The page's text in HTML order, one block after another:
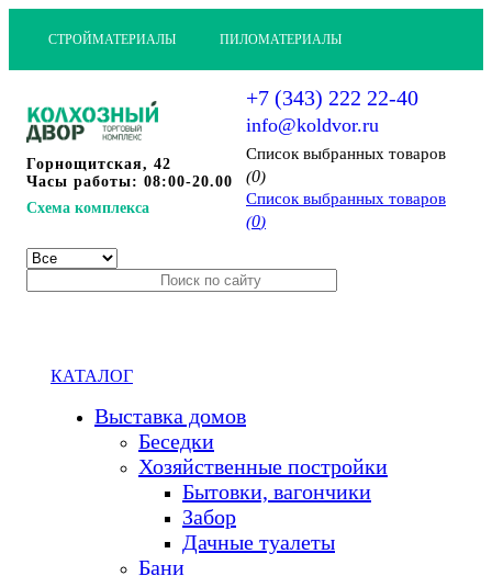
СТРОЙМАТЕРИАЛЫ ПИЛОМАТЕРИАЛЫ
Горнощитская, 42
Часы работы: 08:00-20.00
Схема комплекса
+7 (343) 222 22-40
info@koldvor.ru
Cписок выбранных товаров
(0)
Cписок выбранных товаров
(0)
КАТАЛОГ
Выставка домов
Беседки
Хозяйственные постройки
Бытовки, вагончики
Забор
Дачные туалеты
Бани